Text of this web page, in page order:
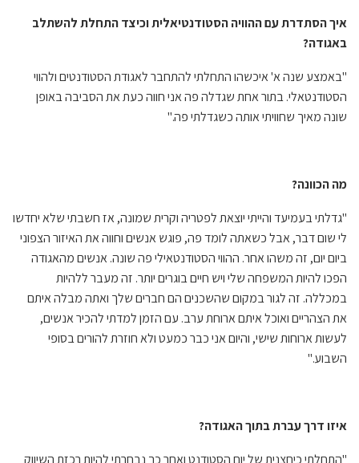
איך הסתדרת עם ההוויה הסטודנטיאלית וכיצד התחלת להשתלב
באגודה?
"באמצע שנה א' איכשהו התחלתי להתחבר לאגודת הסטודנטים ולהווי
הסטודנטאלי. בתור אחת שגדלה פה אני חווה כעת את הסביבה באופן
שונה מאיך שחוויתי אותה כשגדלתי פה."
מה הכוונה?
"גדלתי בעמיעד והייתי יוצאת לפטריה וקרית שמונה, אז חשבתי שלא יחדשו
לי שום דבר, אבל כשאתה לומד פה, פוגש אנשים וחווה את האיזור הצפוני
ביום יום, זה משהו אחר. ההווי הסטודנטאילי פה שונה. אנשים מהאגודה
הפכו להיות המשפחה שלי ויש חיים בוגרים יותר. זה מעבר ללהיות
במכללה. זה לגור במקום שהשכנים הם חברים שלך ואתה מבלה איתם
את הצהריים ואוכל איתם ארוחת ערב. עם הזמן למדתי להכיר אנשים,
לעשות ארוחות שישי, והיום אני כבר כמעט ולא חוזרת להורים בסופי
השבוע."
איזו דרך עברת בתוך האגודה?
"התחלתי כיחצנית של יום הסטודנט ואחר כך נבחרתי להיות רכזת השיווק